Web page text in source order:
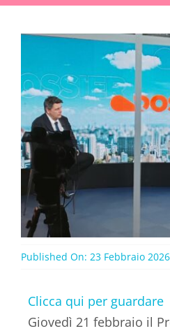
Published On: 23 Febbraio 2026
Clicca qui per guardare
Giovedì 21 febbraio il